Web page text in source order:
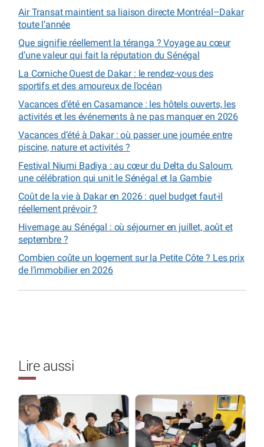
Air Transat maintient sa liaison directe Montréal–Dakar
toute l’année
Que signifie réellement la téranga ? Voyage au cœur
d’une valeur qui fait la réputation du Sénégal
La Corniche Ouest de Dakar : le rendez-vous des
sportifs et des amoureux de l’océan
Vacances d’été en Casamance : les hôtels ouverts, les
activités et les événements à ne pas manquer en 2026
Vacances d’été à Dakar : où passer une journée entre
piscine, nature et activités ?
Festival Niumi Badiya : au cœur du Delta du Saloum,
une célébration qui unit le Sénégal et la Gambie
Coût de la vie à Dakar en 2026 : quel budget faut-il
réellement prévoir ?
Hivernage au Sénégal : où séjourner en juillet, août et
septembre ?
Combien coûte un logement sur la Petite Côte ? Les prix
de l’immobilier en 2026
Lire aussi